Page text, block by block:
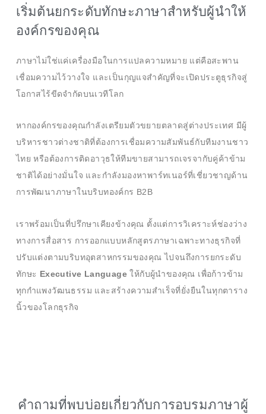
เริ่มต้นยกระดับทักษะภาษาสำหรับผู้นำให้
องค์กรของคุณ
ภาษาไม่ใช่แค่เครื่องมือในการแปลความหมาย แต่คือสะพาน
เชื่อมความไว้วางใจ และเป็นกุญแจสำคัญที่จะเปิดประตูธุรกิจสู่
โอกาสไร้ขีดจำกัดบนเวทีโลก
หากองค์กรของคุณกำลังเตรียมตัวขยายตลาดสู่ต่างประเทศ มีผู้
บริหารชาวต่างชาติที่ต้องการเชื่อมความสัมพันธ์กับทีมงานชาว
ไทย หรือต้องการติดอาวุธให้ทีมขายสามารถเจรจากับคู่ค้าข้าม
ชาติได้อย่างมั่นใจ และกำลังมองหาพาร์ทเนอร์ที่เชี่ยวชาญด้าน
การพัฒนาภาษาในบริบทองค์กร B2B
เราพร้อมเป็นที่ปรึกษาเคียงข้างคุณ ตั้งแต่การวิเคราะห์ช่องว่าง
ทางการสื่อสาร การออกแบบหลักสูตรภาษาเฉพาะทางธุรกิจที่
ปรับแต่งตามบริบทอุตสาหกรรมของคุณ ไปจนถึงการยกระดับ
ทักษะ Executive Language ให้กับผู้นำของคุณ เพื่อก้าวข้าม
ทุกกำแพงวัฒนธรรม และสร้างความสำเร็จที่ยั่งยืนในทุกตาราง
นิ้วของโลกธุรกิจ
คำถามที่พบบ่อยเกี่ยวกับการอบรมภาษาผู้